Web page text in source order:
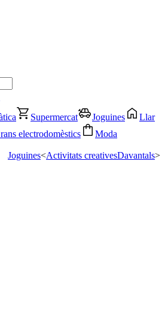
Supermercat Joguines
Llar
electrodomèstics
Moda
<
Joguines<Activitats creativesDavantals